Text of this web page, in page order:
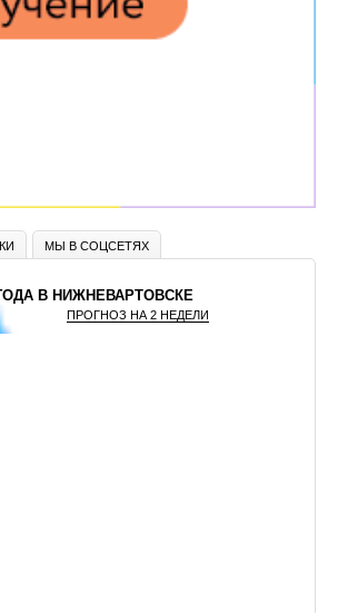
МЫ В СОЦСЕТЯХ
В НИЖНЕВАРТОВСКЕ
ПРОГНОЗ НА 2 НЕДЕЛИ